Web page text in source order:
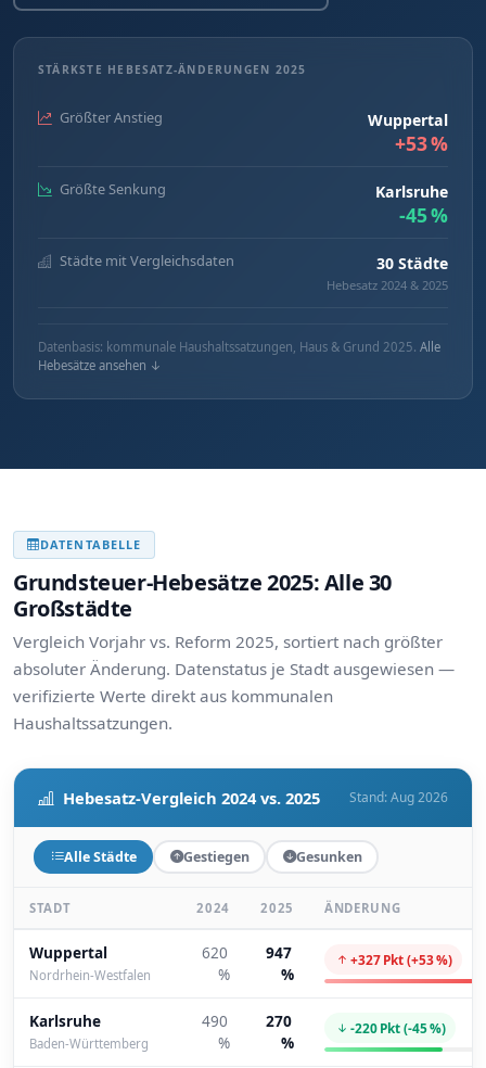
STÄRKSTE HEBESATZ-ÄNDERUNGEN 2025
Größter Anstieg Wuppertal
+53 %
Größte Senkung Karlsruhe
-45 %
Städte mit Vergleichsdaten 30 Städte
Hebesatz 2024 & 2025
Datenbasis: kommunale Haushaltssatzungen, Haus & Grund 2025. Alle
Hebesätze ansehen ↓
DATENTABELLE
Grundsteuer-Hebesätze 2025: Alle 30
Großstädte
Vergleich Vorjahr vs. Reform 2025, sortiert nach größter
absoluter Änderung. Datenstatus je Stadt ausgewiesen —
verifizierte Werte direkt aus kommunalen
Haushaltssatzungen.
Hebesatz-Vergleich 2024 vs. 2025 Stand: Aug 2026
Alle Städte Gestiegen Gesunken
STADT 2024 2025 ÄNDERUNG
Wuppertal
Nordrhein-Westfalen
620
%
947
%
+327 Pkt (+53 %)
Karlsruhe
Baden-Württemberg
490
%
270
%
-220 Pkt (-45 %)